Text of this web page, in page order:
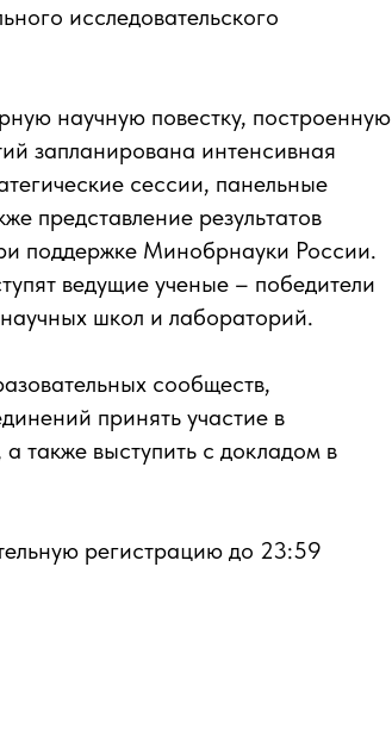
исследовательского
научную повестку, построенную
запланирована интенсивная
сессии, панельные
представление результатов
поддержке Минобрнауки России.
ведущие ученые – победители
школ и лабораторий.
сообществ,
принять участие в
также выступить с докладом в
регистрацию до 23:59